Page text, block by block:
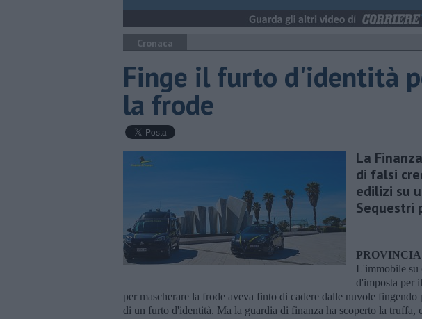
Cronaca
Finge il furto d'identità
la frode
La
di falsi
edilizi su
Sequestri
L'immobile su
d'imposta per
per mascherare la frode aveva finto di cadere dalle nuvole
di un furto d'identità. Ma la guardia di finanza ha scoperto la